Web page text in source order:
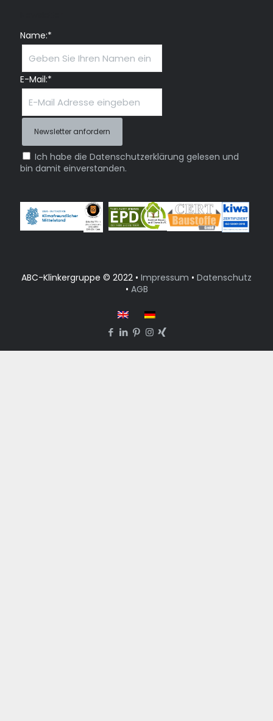
Name:*
E-Mail:*
Ich habe die Datenschutzerklärung gelesen und
bin damit einverstanden.
ABC-Klinkergruppe © 2022 • Impressum • Datenschutz
• AGB